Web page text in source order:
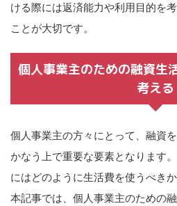
ける際には返済能力や利用目的を
ことが大切です。
個人事業主のための融資生
考える
個人事業主の方々にとって、融資
かなう上で重要な要素となります
にはどのように生活費を使うべき
本記事では、個人事業主のための